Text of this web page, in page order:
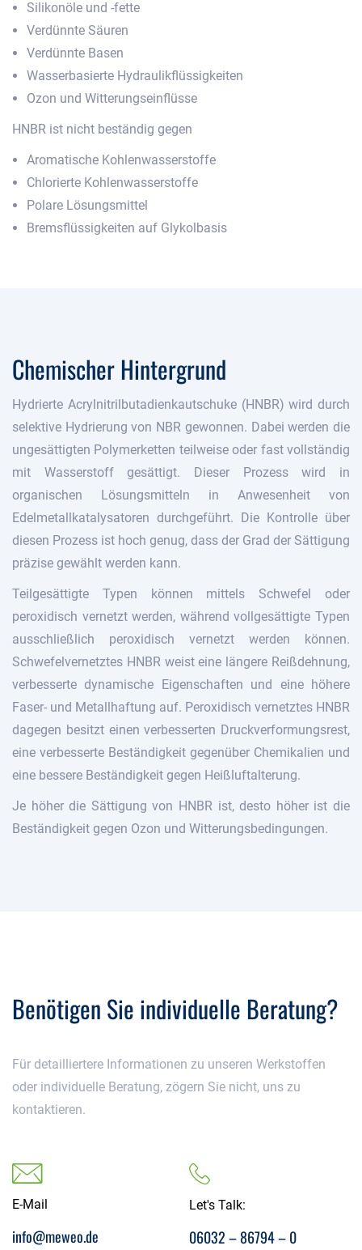
Silikonöle und -fette
Verdünnte Säuren
Verdünnte Basen
Wasserbasierte Hydraulikflüssigkeiten
Ozon und Witterungseinflüsse
HNBR ist nicht beständig gegen
Aromatische Kohlenwasserstoffe
Chlorierte Kohlenwasserstoffe
Polare Lösungsmittel
Bremsflüssigkeiten auf Glykolbasis
Chemischer Hintergrund
Hydrierte Acrylnitrilbutadienkautschuke (HNBR) wird durch
selektive Hydrierung von NBR gewonnen. Dabei werden die
ungesättigten Polymerketten teilweise oder fast vollständig
mit Wasserstoff gesättigt. Dieser Prozess wird in
organischen Lösungsmitteln in Anwesenheit von
Edelmetallkatalysatoren durchgeführt. Die Kontrolle über
diesen Prozess ist hoch genug, dass der Grad der Sättigung
präzise gewählt werden kann.
Teilgesättigte Typen können mittels Schwefel oder
peroxidisch vernetzt werden, während vollgesättigte Typen
ausschließlich peroxidisch vernetzt werden können.
Schwefelvernetztes HNBR weist eine längere Reißdehnung,
verbesserte dynamische Eigenschaften und eine höhere
Faser- und Metallhaftung auf. Peroxidisch vernetztes HNBR
dagegen besitzt einen verbesserten Druckverformungsrest,
eine verbesserte Beständigkeit gegenüber Chemikalien und
eine bessere Beständigkeit gegen Heißluftalterung.
Je höher die Sättigung von HNBR ist, desto höher ist die
Beständigkeit gegen Ozon und Witterungsbedingungen.
Benötigen Sie individuelle Beratung?
Für detailliertere Informationen zu unseren Werkstoffen
oder individuelle Beratung, zögern Sie nicht, uns zu
kontaktieren.
E-Mail
info@meweo.de
Let's Talk:
06032 – 86794 – 0